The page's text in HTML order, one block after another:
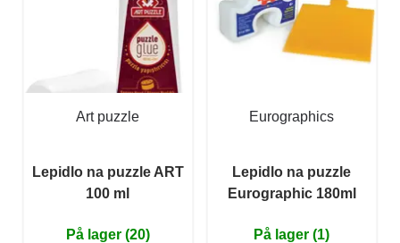
Art puzzle
Lepidlo na puzzle ART
100 ml
På lager (20)
Eurographics
Lepidlo na puzzle
Eurographic 180ml
På lager (1)